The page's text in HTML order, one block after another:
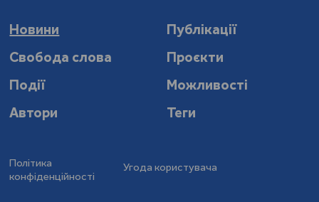
Новини
Публікації
Свобода слова
Проєкти
Події
Можливості
Автори
Теги
Політика
конфіденційності
Угода користувача